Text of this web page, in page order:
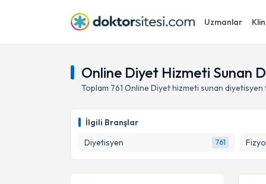
Uzmanlar
Online Diyet Hizmeti Sunan
Toplam 761 Online Diyet hizmeti sunan diyetisyen
İlgili Branşlar
Diyetisyen
761